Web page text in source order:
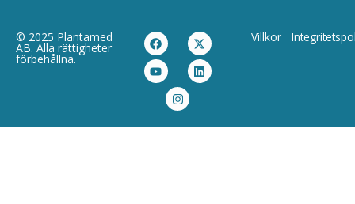
© 2025 Plantamed
AB. Alla rättigheter
förbehållna.
Villkor